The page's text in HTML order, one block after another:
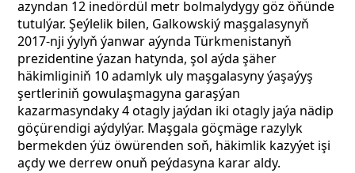
azyndan 12 inedördül metr bolmalydygy göz öňünde
tutulýar. Şeýlelik bilen, Galkowskiý maşgalasynyň
2017-nji ýylyň ýanwar aýynda Türkmenistanyň
prezidentine ýazan hatynda, şol aýda şäher
häkimliginiň 10 adamlyk uly maşgalasyny ýaşaýyş
şertleriniň gowulaşmagyna garaşýan
kazarmasyndaky 4 otagly jaýdan iki otagly jaýa nädip
göçürendigi aýdylýar. Maşgala göçmäge razylyk
bermekden ýüz öwürenden soň, häkimlik kazyýet işi
açdy we derrew onuň peýdasyna karar aldy.